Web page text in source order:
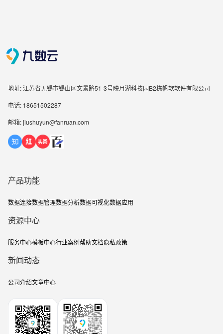
地址: 江苏省无锡市锡山区文景路51-3号映月湖科技园B2栋帆软软件有限公司
电话: 18651502287
邮箱: jiushuyun@fanruan.com
产品功能
数据连接数据管理数据分析数据可视化数据应用
资源中心
服务中心模板中心行业案例帮助文档隐私政策
新闻动态
公司介绍文章中心